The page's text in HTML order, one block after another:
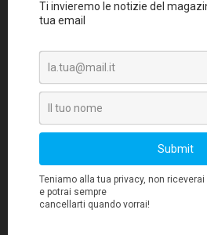
cooperative), da poco
sociale.